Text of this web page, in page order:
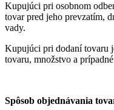
Kupujúci pri osobnom
tovar pred jeho prevzatím,
vady.
Kupujúci pri dodaní tovaru
tovaru, množstvo a
Spôsob objednávania